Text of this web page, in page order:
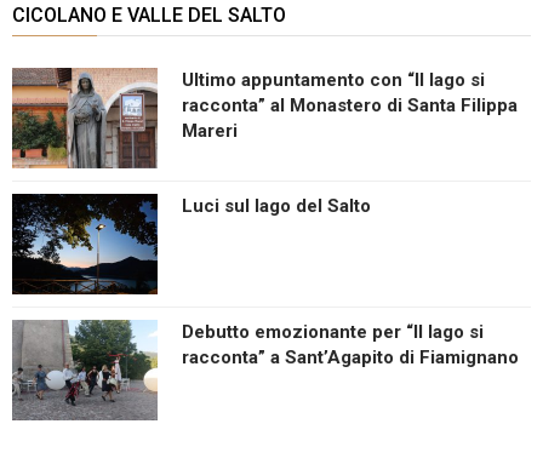
CICOLANO E VALLE DEL SALTO
Ultimo appuntamento con “Il lago si
racconta” al Monastero di Santa Filippa
Mareri
Luci sul lago del Salto
Debutto emozionante per “Il lago si
racconta” a Sant’Agapito di Fiamignano